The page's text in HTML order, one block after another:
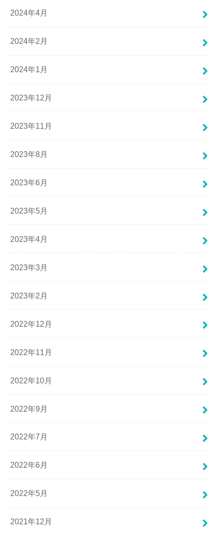
2024年4月
2024年2月
2024年1月
2023年12月
2023年11月
2023年8月
2023年6月
2023年5月
2023年4月
2023年3月
2023年2月
2022年12月
2022年11月
2022年10月
2022年9月
2022年7月
2022年6月
2022年5月
2021年12月